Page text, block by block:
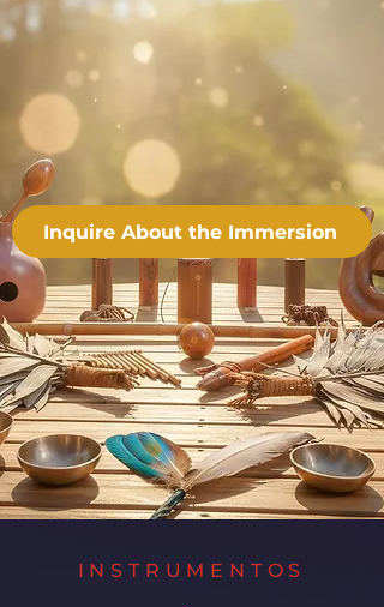
Inquire About the Immersion
INSTRUMENTOS